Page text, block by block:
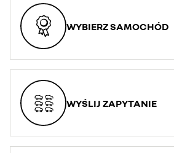
WYBIERZ SAMOCHÓD
WYŚLIJ ZAPYTANIE